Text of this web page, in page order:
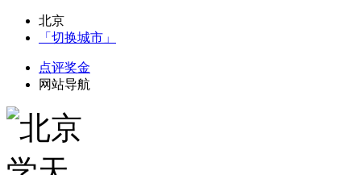
北京
「切换城市」
点评奖金
网站导航